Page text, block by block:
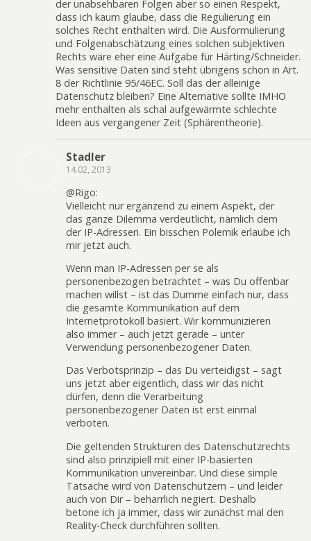
der unabsehbaren Folgen aber so einen Respekt,
dass ich kaum glaube, dass die Regulierung ein
solches Recht enthalten wird. Die Ausformulierung
und Folgenabschätzung eines solchen subjektiven
Rechts wäre eher eine Aufgabe für Härting/Schneider.
Was sensitive Daten sind steht übrigens schon in Art.
8 der Richtlinie 95/46EC. Soll das der alleinige
Datenschutz bleiben? Eine Alternative sollte IMHO
mehr enthalten als schal aufgewärmte schlechte
Ideen aus vergangener Zeit (Sphärentheorie).
Stadler
14.02, 2013
@Rigo:
Vielleicht nur ergänzend zu einem Aspekt, der
das ganze Dilemma verdeutlicht, nämlich dem
der IP-Adressen. Ein bisschen Polemik erlaube ich
mir jetzt auch.
Wenn man IP-Adressen per se als
personenbezogen betrachtet – was Du offenbar
machen willst – ist das Dumme einfach nur, dass
die gesamte Kommunikation auf dem
Internetprotokoll basiert. Wir kommunizieren
also immer – auch jetzt gerade – unter
Verwendung personenbezogener Daten.
Das Verbotsprinzip – das Du verteidigst – sagt
uns jetzt aber eigentlich, dass wir das nicht
dürfen, denn die Verarbeitung
personenbezogener Daten ist erst einmal
verboten.
Die geltenden Strukturen des Datenschutzrechts
sind also prinzipiell mit einer IP-basierten
Kommunikation unvereinbar. Und diese simple
Tatsache wird von Datenschützern – und leider
auch von Dir – beharrlich negiert. Deshalb
betone ich ja immer, dass wir zunächst mal den
Reality-Check durchführen sollten.